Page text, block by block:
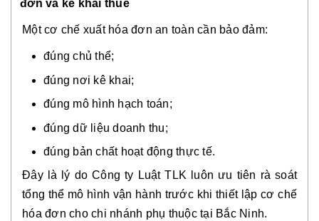
đơn và kê khai thuế
Một cơ chế xuất hóa đơn an toàn cần bảo đảm:
đúng chủ thể;
đúng nơi kê khai;
đúng mô hình hạch toán;
đúng dữ liệu doanh thu;
đúng bản chất hoạt động thực tế.
Đây là lý do Công ty Luật TLK luôn ưu tiên rà soát
tổng thể mô hình vận hành trước khi thiết lập cơ chế
hóa đơn cho chi nhánh phụ thuộc tại Bắc Ninh.